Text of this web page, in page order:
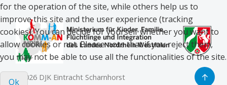
© 2026 DJK Eintracht Scharnhorst ↑
for the operation of the site, while others help us to
improve this site and the user experience (tracking
cookies). You can decide for yourself whether you want to
allow cookies or not. Please note that if you reject them,
you may not be able to use all the functionalities of the site.
Ok